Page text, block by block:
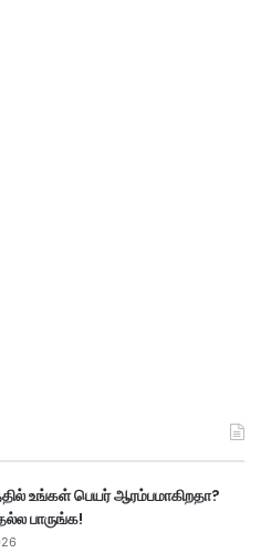
உங்கள் பெயர் ஆரம்பமாகிறதா?
பாருங்க!